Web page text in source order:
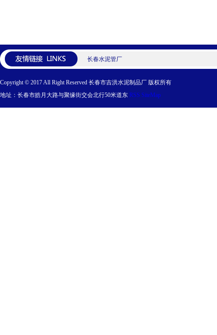
长春水泥管厂
Copyright © 2017 All Right Reserved 长春市吉洪水泥制品厂 版权所有
地址：长春市皓月大路与聚缘街交会北行50米道东 RSS SiteMap